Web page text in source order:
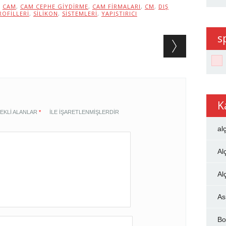
CAM , CAM CEPHE GIYDIRME, CAM FIRMALARI , CM , DIŞ
, SILIKON , SISTEMLERI , YAPIŞTIRICI
ALANLAR * ILE IŞARETLENMIŞLERDIR